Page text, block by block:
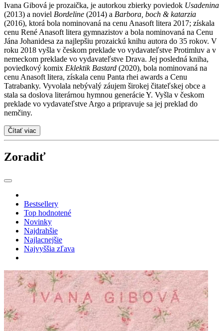
Ivana Gibová je prozaička, je autorkou zbierky poviedok Usadenina
(2013) a noviel Bordeline (2014) a Barbora, boch & katarzia
(2016), ktorá bola nominovaná na cenu Anasoft litera 2017; získala
cenu René Anasoft litera gymnazistov a bola nominovaná na Cenu
Jána Johanidesa za najlepšiu prozaickú knihu autora do 35 rokov. V
roku 2018 vyšla v českom preklade vo vydavateľstve Protimluv a v
nemeckom preklade vo vydavateľstve Drava. Jej posledná kniha,
poviedkový komix Eklektik Bastard (2020), bola nominovaná na
cenu Anasoft litera, získala cenu Panta rhei awards a Cenu
Tatrabanky. Vyvolala nebývalý záujem širokej čitateľskej obce a
stala sa doslova literárnou hymnou generácie Y. Vyšla v českom
preklade vo vydavateľstve Argo a pripravuje sa jej preklad do
nemčiny.
Čítať viac
Zoradiť
Bestsellery
Top hodnotené
Novinky
Najdrahšie
Najlacnejšie
Najvyššia zľava